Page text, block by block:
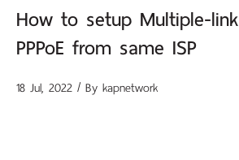
How to setup Multiple-link
PPPoE from same ISP
18 Jul, 2022 / By kapnetwork